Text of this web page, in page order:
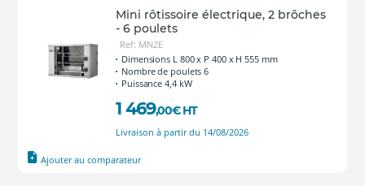
Mini rôtissoire électrique, 2 brôches
- 6 poulets
Ref: MN2E
Dimensions L 800 x P 400 x H 555 mm
Nombre de poulets 6
Puissance 4,4 kW
1 469,00€ HT
Livraison à partir du 14/08/2026
Ajouter au comparateur